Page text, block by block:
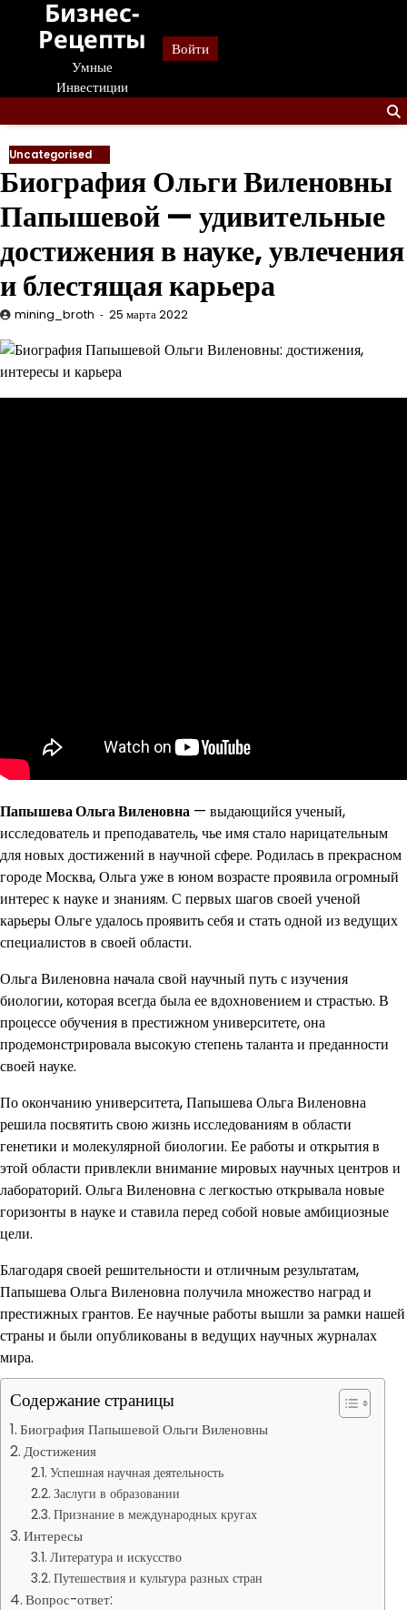
Перейти
содержанию
Бизнес-
Рецепты
Умные
Инвестиции
Войти
Uncategorised
Биография Ольги Виленовны
Папышевой — удивительные
достижения в науке, увлечения
и блестящая карьера
mining_broth 25 марта 2022
Папышева Ольга Виленовна — выдающийся ученый,
исследователь и преподаватель, чье имя стало нарицательным
для новых достижений в научной сфере. Родилась в прекрасном
городе Москва, Ольга уже в юном возрасте проявила огромный
интерес к науке и знаниям. С первых шагов своей ученой
карьеры Ольге удалось проявить себя и стать одной из ведущих
специалистов в своей области.
Ольга Виленовна начала свой научный путь с изучения
биологии, которая всегда была ее вдохновением и страстью. В
процессе обучения в престижном университете, она
продемонстрировала высокую степень таланта и преданности
своей науке.
По окончанию университета, Папышева Ольга Виленовна
решила посвятить свою жизнь исследованиям в области
генетики и молекулярной биологии. Ее работы и открытия в
этой области привлекли внимание мировых научных центров и
лабораторий. Ольга Виленовна с легкостью открывала новые
горизонты в науке и ставила перед собой новые амбициозные
цели.
Благодаря своей решительности и отличным результатам,
Папышева Ольга Виленовна получила множество наград и
престижных грантов. Ее научные работы вышли за рамки нашей
страны и были опубликованы в ведущих научных журналах
мира.
Содержание страницы
Биография Папышевой Ольги Виленовны
Достижения
Успешная научная деятельность
Заслуги в образовании
Признание в международных кругах
Интересы
Литература и искусство
Путешествия и культура разных стран
Вопрос-ответ: